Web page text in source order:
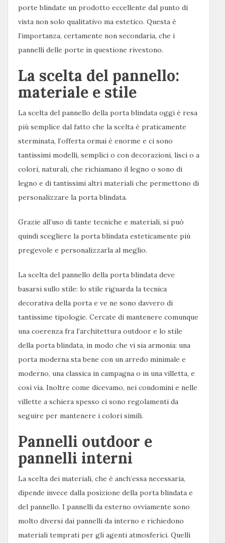
porte blindate un prodotto eccellente dal punto di
vista non solo qualitativo ma estetico. Questa è
l’importanza, certamente non secondaria, che i
pannelli delle porte in questione rivestono.
La scelta del pannello:
materiale e stile
La scelta del pannello della porta blindata oggi è resa
più semplice dal fatto che la scelta è praticamente
sterminata, l’offerta ormai è enorme e ci sono
tantissimi modelli, semplici o con decorazioni, lisci o a
colori, naturali, che richiamano il legno o sono di
legno e di tantissimi altri materiali che permettono di
personalizzare la porta blindata.
Grazie all’uso di tante tecniche e materiali, si può
quindi scegliere la porta blindata esteticamente più
pregevole e personalizzarla al meglio.
La scelta del pannello della porta blindata deve
basarsi sullo stile: lo stile riguarda la tecnica
decorativa della porta e ve ne sono davvero di
tantissime tipologie. Cercate di mantenere comunque
una coerenza fra l’architettura outdoor e lo stile
della porta blindata, in modo che vi sia armonia: una
porta moderna sta bene con un arredo minimale e
moderno, una classica in campagna o in una villetta, e
così via. Inoltre come dicevamo, nei condomini e nelle
villette a schiera spesso ci sono regolamenti da
seguire per mantenere i colori simili.
Pannelli outdoor e
pannelli interni
La scelta dei materiali, che è anch’essa necessaria,
dipende invece dalla posizione della porta blindata e
del pannello. I pannelli da esterno ovviamente sono
molto diversi dai pannelli da interno e richiedono
materiali temprati per gli agenti atmosferici. Quelli